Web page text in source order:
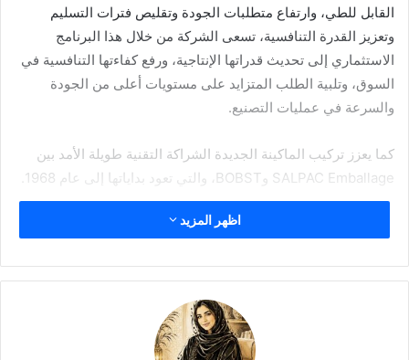
القابل للطي، وارتفاع متطلبات الجودة وتقليص فترات التسليم
وتعزيز القدرة التنافسية، تسعى الشركة من خلال هذا البرنامج
الاستثماري إلى تحديث قدراتها الإنتاجية، ورفع كفاءتها التنافسية في
السوق، وتلبية الطلب المتزايد على مستويات أعلى من الجودة
والسرعة في عمليات التصنيع.
كما يعزز تركيب الماكينة الجديدة الشراكة التقنية طويلة الأمد بين
SALPAC Emballage وBOBST، والتي تعود بداياتها إلى عام 1968.
قطاعات الأغذية والمشروبات، والسلع الاستهلاكية سريعة التداول،
جانب الالتزام بمواعيد التسليم، من المتطلبات الأساسية والحاسمة.
اظهر المزيد